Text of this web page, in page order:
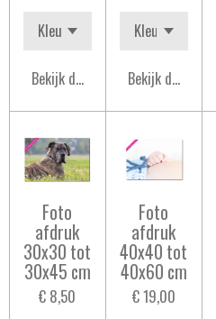
Bekijk details Bekijk details
Foto
afdruk
30x30 tot
30x45 cm
€ 8,50
Foto
afdruk
40x40 tot
40x60 cm
€ 19,00